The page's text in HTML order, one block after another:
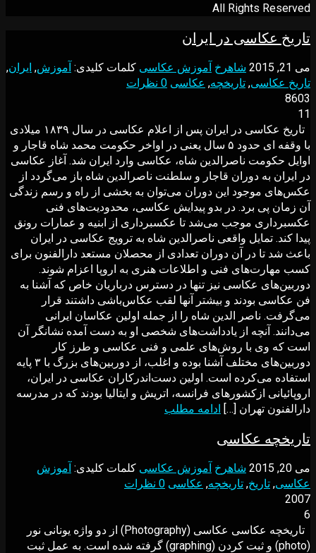
All Rights Reserved
تاریخ عکاسی در ایران
می 21, 2015 شاهرخ آموزش عکاسی کلمات کلیدی: آموزش, ایران,
تاریخ عکاسی, تاریخچه, عکاسی 0 نظرات
8603
11
تاریخ عکاسی در ایران پس از اعلام عکاسی در سال ۱۸۳۹ میلادی
با وقفه ای حدود ۵ سال یعنی در اواخر حکومت محمد شاه قاجار و
اوایل حکومت ناصرالدین شاه، عکاسی وارد ایران شد. آغاز عکاسی
در ایران به دوران قاجار و سلطنت ناصرالدین شاه باز می‌گردد از
عکس‌های موجود این دوران می‌توان به بخشی از راه و رسم زندگی
آن زمان پی برد. در بدو پیدایش عکاسی، محدودیت‌هاى فنى
عکسبردارى موجب مى‌شد تا عکسبردارى از ابنیه و عمارات رونق
پیدا کند. تمایل واقعى ناصرالدین شاه به ترویج عکاسى در ایران
باعث شد تا در آن دوران تعدادى از محصلان مستعد دارالفنون براى
کسب مهارت‌هاى فنى و اطلاعات هنرى به اروپا اعزام شوند.
دوربین‌هاى عکاسى نیز تنها در دسترس درباریان خاص که آشنا به
فن عکاسى بودند و بیشتر آنها لقب عکاس‌باشى داشتند قرار
مى‌گرفت. ناصر الدین شاه را از جمله اولین عکاسان ایرانی
می‌دانند. آنچه از یادداشت‌های شخصی او به دست آمده نشانگر آن
است که وی با روش‌های علمی و فنی عکاسی و طرز کار
دوربین‌های مختلف آشنا بوده و اغلب، از دوربین‌های بزرگ با ۳ پایه
استفاده می‌کرده است. اولین دست‌اندرکاران عکاسی در ایران،
اروپائیانی ازکشورهای فرانسه، اتریش و ایتالیا بودند که در مدرسه
دارالفنون تهران […] ادامه مطلب
تاریخچه عکاسی
می 20, 2015 شاهرخ آموزش عکاسی کلمات کلیدی: آموزش
عکاسی, تاریخ, تاریخچه, عکاسی 0 نظرات
2007
6
تاریخچه عکاسی عکاسی (Photography) از دو واژه یونانی نور
(photo) و ثبت کردن (graphing) گرفته شده است. به عمل ثبت